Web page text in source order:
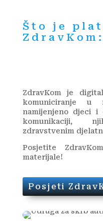
Što je
ZdravKom:
ZdravKom je
komuniciranje u
namijenjeno djeci i
komunikaciji,
zdravstvenim
Posjetite
materijale!
Posjeti